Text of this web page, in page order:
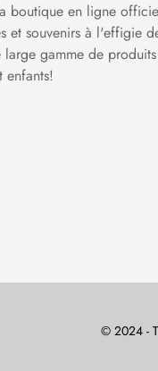
boutique en ligne
et souvenirs à l'effigie
gamme de produits
enfants!
© 2024 -